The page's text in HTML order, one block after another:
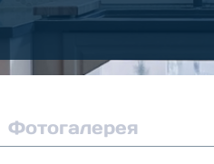
Фотогалерея